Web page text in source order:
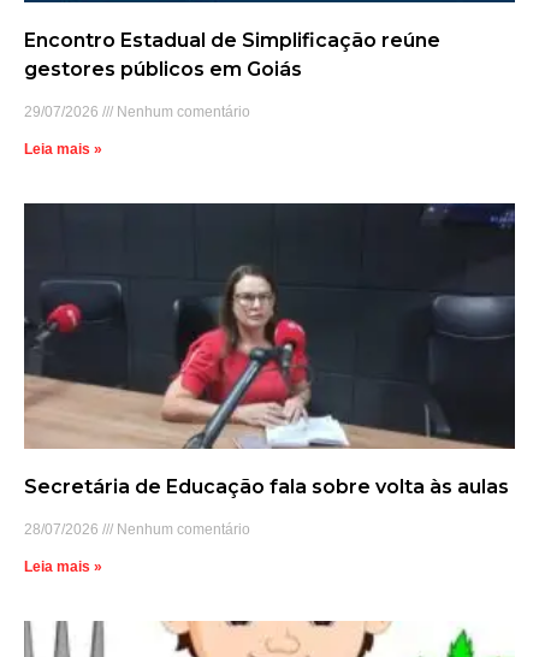
Encontro Estadual de Simplificação reúne
gestores públicos em Goiás
29/07/2026 Nenhum comentário
Leia mais »
Secretária de Educação fala sobre volta às aulas
28/07/2026 Nenhum comentário
Leia mais »